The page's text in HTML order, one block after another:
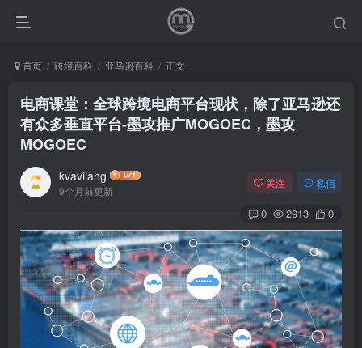
首页 跨境百科 亚马逊百科 正文
电商课堂：全球跨境电商平台现状，除了亚马逊还
有众多垂直平台-墨攻推广MOGOEC，墨攻
MOGOEC
kvavilang
9个月前更新
关注 私信
0 2913 0